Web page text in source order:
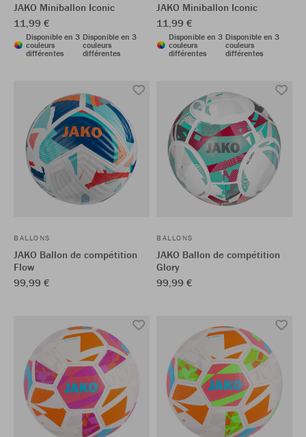
JAKO Miniballon Iconic
11,99 €
Disponible en 3
couleurs
différentes
Disponible en 3
couleurs
différentes
JAKO Miniballon Iconic
11,99 €
Disponible en 3
couleurs
différentes
Disponible en 3
couleurs
différentes
BALLONS
JAKO Ballon de compétition
Flow
99,99 €
BALLONS
JAKO Ballon de compétition
Glory
99,99 €